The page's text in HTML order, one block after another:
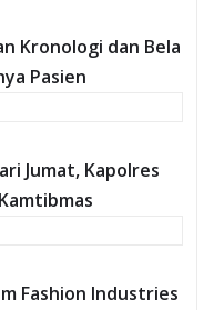
Kronologi dan Bela
Pasien
Jumat, Kapolres
Fashion Industries